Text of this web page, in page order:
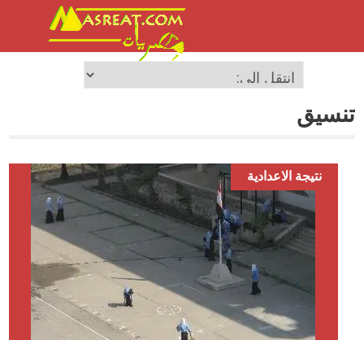
تنسيق
نتيجة الاعدادية